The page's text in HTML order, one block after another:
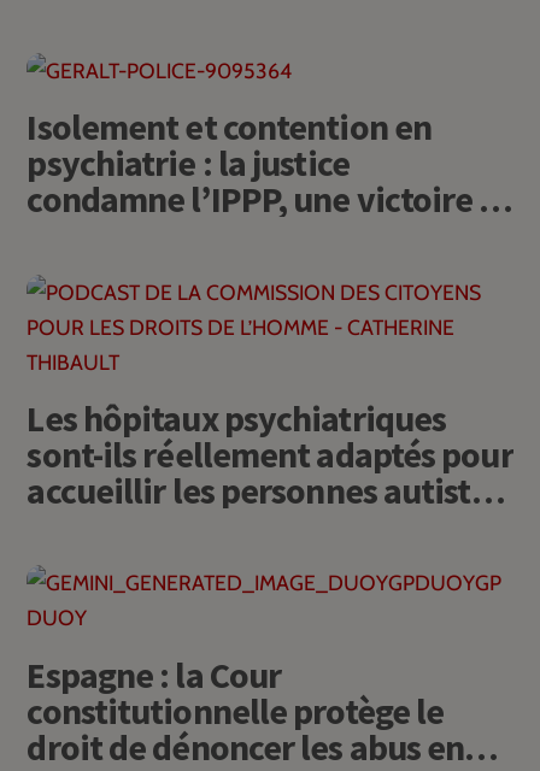
Isolement et contention en
psychiatrie : la justice
condamne l’IPPP, une victoire à
Les hôpitaux psychiatriques
sont-ils réellement adaptés pour
accueillir les personnes autistes
Espagne : la Cour
constitutionnelle protège le
droit de dénoncer les abus en